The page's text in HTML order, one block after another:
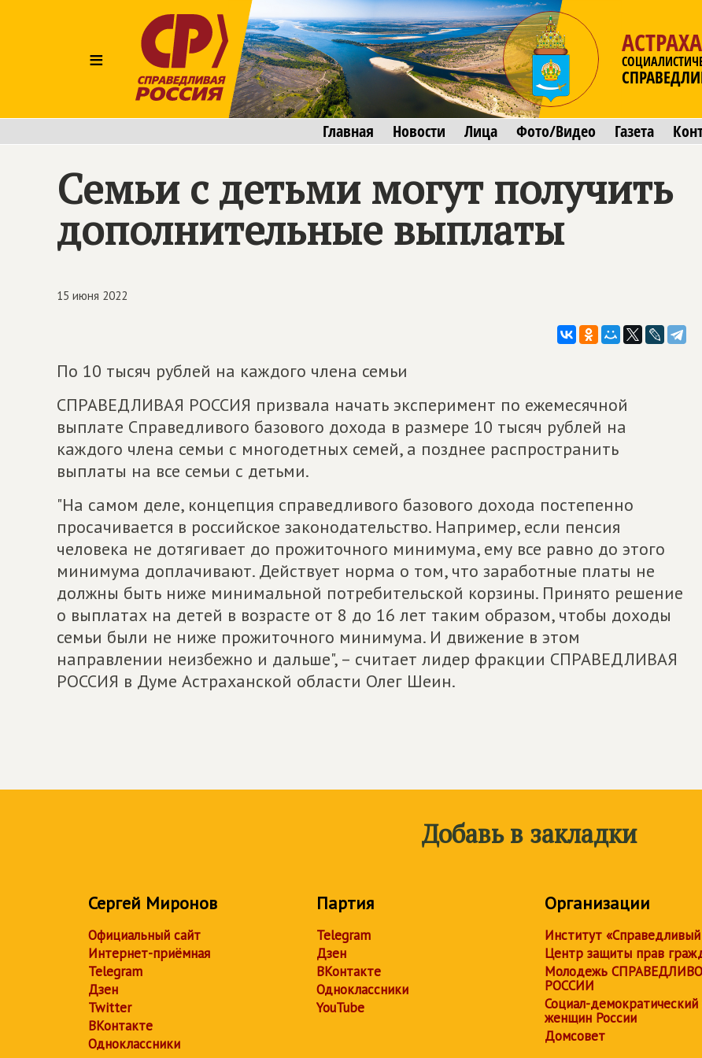
≡
Главная Новости Лица Фото/Видео Газета
Семьи с детьми могут получить
дополнительные выплаты
15 июня 2022
По 10 тысяч рублей на каждого члена семьи
СПРАВЕДЛИВАЯ РОССИЯ призвала начать эксперимент по ежемесячной
выплате Справедливого базового дохода в размере 10 тысяч рублей на
каждого члена семьи с многодетных семей, а позднее распространить
выплаты на все семьи с детьми.
"На самом деле, концепция справедливого базового дохода постепенно
просачивается в российское законодательство. Например, если пенсия
человека не дотягивает до прожиточного минимума, ему все равно до этого
минимума доплачивают. Действует норма о том, что заработные платы не
должны быть ниже минимальной потребительской корзины. Принято решение
о выплатах на детей в возрасте от 8 до 16 лет таким образом, чтобы доходы
семьи были не ниже прожиточного минимума. И движение в этом
направлении неизбежно и дальше", – считает лидер фракции СПРАВЕДЛИВАЯ
РОССИЯ в Думе Астраханской области Олег Шеин.
Добавь в закладки
Сергей Миронов
Официальный сайт
Интернет-приёмная
Telegram
Дзен
Twitter
ВКонтакте
Одноклассники
Партия
Telegram
Дзен
ВКонтакте
Одноклассники
YouTube
Организации
Институт
Центр защиты прав
Молодежь
РОССИИ
Социал-
женщин России
Домсовет